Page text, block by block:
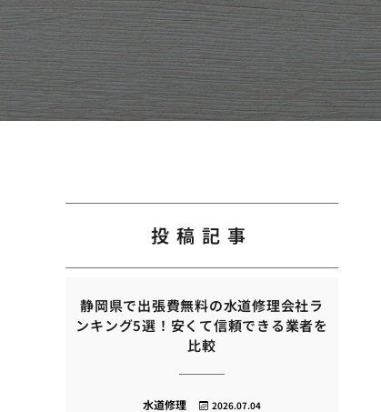
投稿記事
静岡県で出張費無料の水道修理会社ラ
ンキング5選！安くて信頼できる業者を
比較
2026.07.04
水道修理